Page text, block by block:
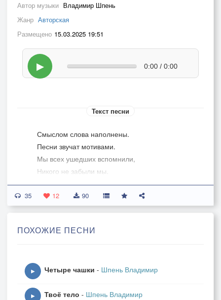
Автор музыки Владимир Шпень
Жанр Авторская
Размещено 15.03.2025 19:51
▶ 0:00 / 0:00
Текст песни
Смыслом слова наполнены.
Песни звучат мотивами.
Мы всех ушедших вспомнили,
Никого не забыли мы.
Даты летали облаком,
Тенью на память падали.
Сами себя не узнали бы.
Помним мы, даже если
Но их остались песни.
35 12 90
ПОХОЖИЕ ПЕСНИ
▶ Четыре чашки - Шпень Владимир
▶ Твоё тело - Шпень Владимир